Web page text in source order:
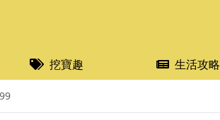
挖寶趣 生活攻略